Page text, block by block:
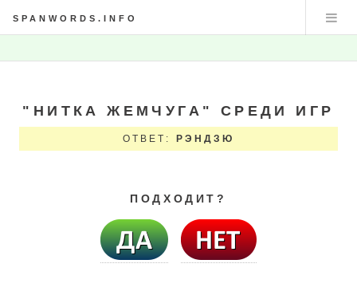
SPANWORDS.INFO
"НИТКА ЖЕМЧУГА" СРЕДИ ИГР
ОТВЕТ: РЭНДЗЮ
ПОДХОДИТ?